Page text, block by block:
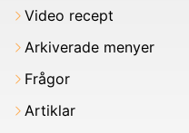
Video recept
Arkiverade menyer
Frågor
Artiklar